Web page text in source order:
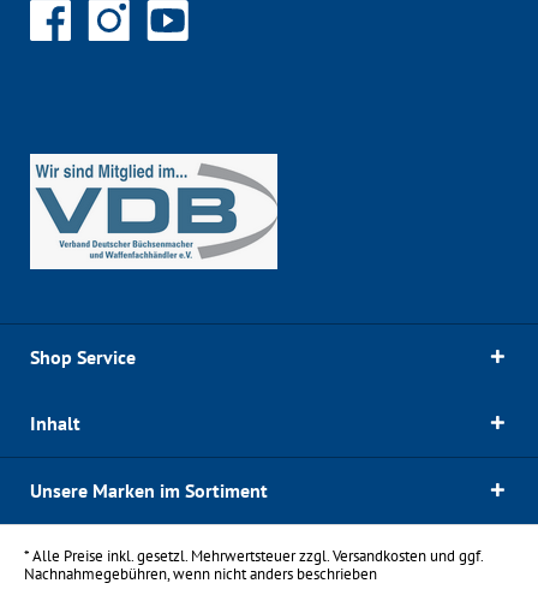
Shop Service
Inhalt
Unsere Marken im Sortiment
* Alle Preise inkl. gesetzl. Mehrwertsteuer zzgl.Versandkostenund ggf.
Nachnahmegebühren, wenn nicht anders beschrieben